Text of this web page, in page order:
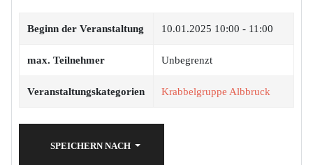
Beginn der Veranstaltung 10.01.2025 10:00 - 11:00
max. Teilnehmer Unbegrenzt
Veranstaltungskategorien Krabbelgruppe Albbruck
SPEICHERN NACH